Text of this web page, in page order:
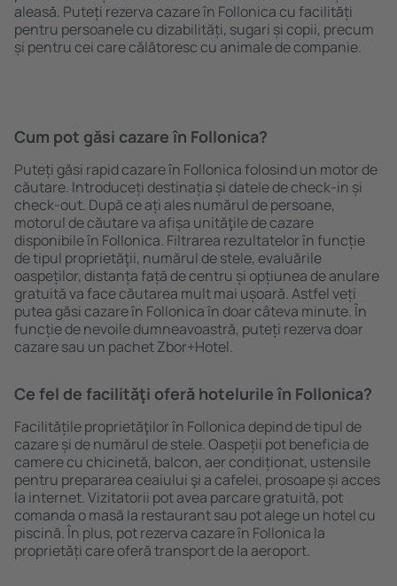
aleasă. Puteți rezerva cazare în Follonica cu facilități
pentru persoanele cu dizabilități, sugari și copii, precum
și pentru cei care călătoresc cu animale de companie.
Cum pot găsi cazare în Follonica?
Puteți găsi rapid cazare în Follonica folosind un motor de
căutare. Introduceți destinația și datele de check-in și
check-out. După ce ați ales numărul de persoane,
motorul de căutare va afișa unităţile de cazare
disponibile în Follonica. Filtrarea rezultatelor în funcție
de tipul proprietăţii, numărul de stele, evaluările
oaspeților, distanța față de centru și opțiunea de anulare
gratuită va face căutarea mult mai ușoară. Astfel veți
putea găsi cazare în Follonica în doar câteva minute. În
funcție de nevoile dumneavoastră, puteți rezerva doar
cazare sau un pachet Zbor+Hotel.
Ce fel de facilităţi oferă hotelurile în Follonica?
Facilitățile proprietăţilor în Follonica depind de tipul de
cazare și de numărul de stele. Oaspeții pot beneficia de
camere cu chicinetă, balcon, aer condiționat, ustensile
pentru prepararea ceaiului şi a cafelei, prosoape și acces
la internet. Vizitatorii pot avea parcare gratuită, pot
comanda o masă la restaurant sau pot alege un hotel cu
piscină. În plus, pot rezerva cazare în Follonica la
proprietăți care oferă transport de la aeroport.